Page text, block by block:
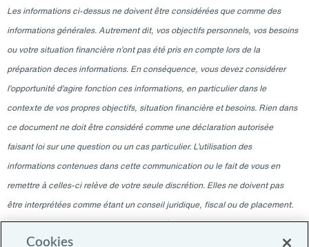
Les informations ci-dessus ne doivent être considérées que comme des
informations générales. Autrement dit, vos objectifs personnels, vos besoins
ou votre situation financière n’ont pas été pris en compte lors de la
préparation deces informations. En conséquence, vous devez considérer
l’opportunité d’agire fonction ces informations, en particulier dans le
contexte de vos propres objectifs, situation financière et besoins. Rien dans
ce document ne doit être considéré comme une déclaration autorisée
faisant loi sur une question ou un cas particulier. L’utilisation des
informations contenues dans cette communication ou le fait de vous en
remettre à celles-ci relève de votre seule discrétion. Elles ne doivent pas
être interprétées comme étant un conseil juridique, fiscal ou de placement.
Veuillez consulter votre professionnel indépendant pour ces conseils. Les
informations contenues dans ce blogue sont valables à la date indiquée
Cookies